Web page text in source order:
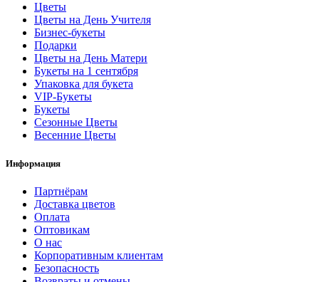
Цветы
Цветы на День Учителя
Бизнес-букеты
Подарки
Цветы на День Матери
Букеты на 1 сентября
Упаковка для букета
VIP-Букеты
Букеты
Сезонные Цветы
Весенние Цветы
Информация
Партнёрам
Доставка цветов
Оплата
Оптовикам
О нас
Корпоративным клиентам
Безопасность